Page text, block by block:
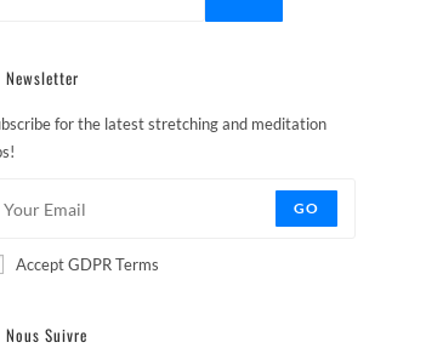
Newsletter
for the latest stretching and meditation
GO
Accept GDPR Terms
Nous Suivre